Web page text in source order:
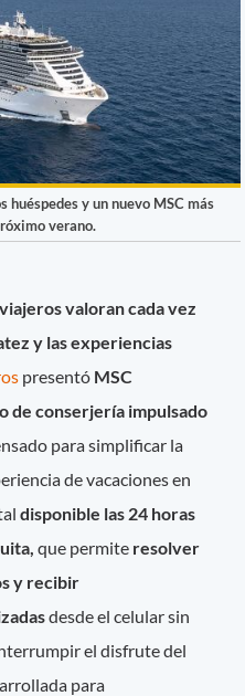
y un nuevo MSC más
verano.
valoran cada vez
y las experiencias
presentó MSC
de conserjería impulsado
para simplificar la
de vacaciones en
disponible las 24 horas
que permite resolver
y recibir
desde el celular sin
el disfrute del
para